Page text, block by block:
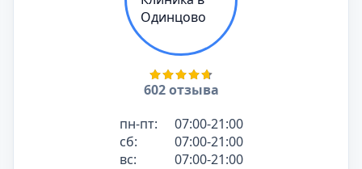
602 отзыва
пн-пт:
07:00-21:00
сб:
07:00-21:00
вс:
07:00-21:00